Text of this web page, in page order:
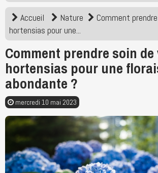
Accueil Nature
Comment
hortensias pour une...
Comment prendre soin de
hortensias pour une
abondante ?
mercredi 10 mai 2023